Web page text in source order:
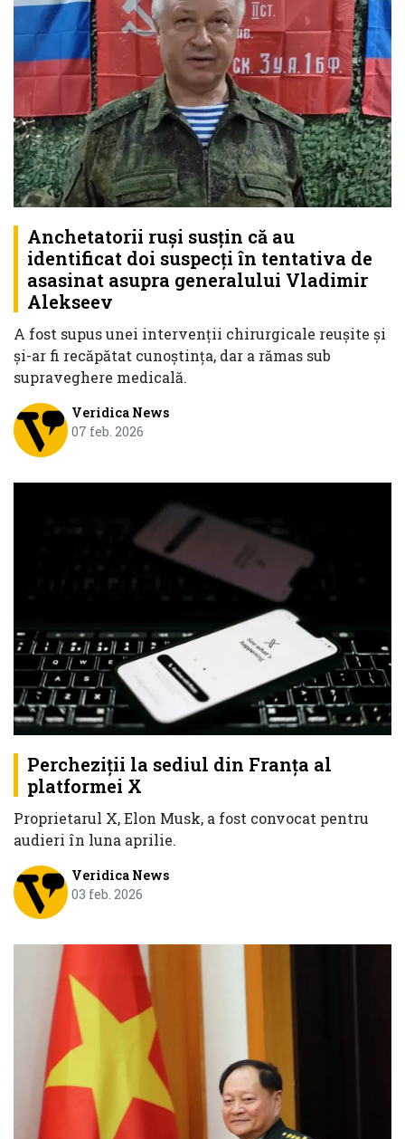
Anchetatorii ruși susțin că au
identificat doi suspecți în tentativa de
asasinat asupra generalului Vladimir
Alekseev
A fost supus unei intervenții chirurgicale reușite și
și-ar fi recăpătat cunoștința, dar a rămas sub
supraveghere medicală.
Veridica News
07 feb. 2026
Percheziții la sediul din Franța al
platformei X
Proprietarul X, Elon Musk, a fost convocat pentru
audieri în luna aprilie.
Veridica News
03 feb. 2026